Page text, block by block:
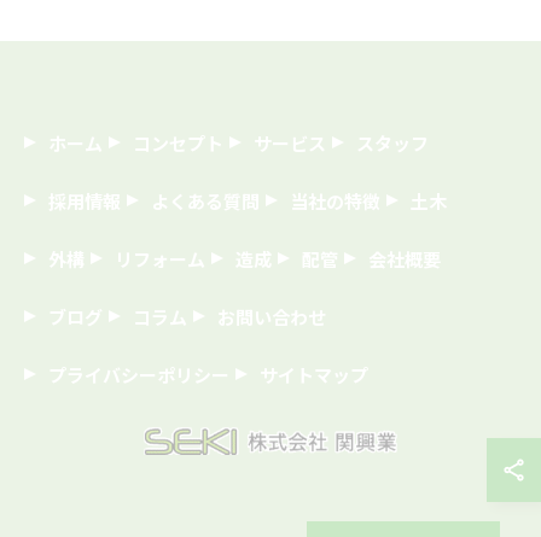
ホーム コンセプト サービス スタッフ
採用情報 よくある質問 当社の特徴 土木
外構 リフォーム 造成 配管 会社概要
ブログ コラム お問い合わせ
プライバシーポリシー サイトマップ